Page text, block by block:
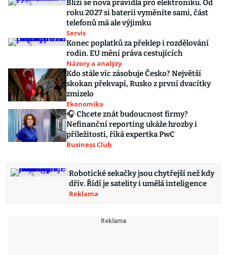
Blíží se nová pravidla pro elektroniku. Od
roku 2027 si baterii vyměníte sami, část
telefonů má ale výjimku
Servis
Konec poplatků za překlep i rozdělování
rodin. EU mění práva cestujících
Názory a analýzy
Kdo stále víc zásobuje Česko? Největší
skokan překvapí, Rusko z první dvacítky
zmizelo
Ekonomika
🎧 Chcete znát budoucnost firmy?
Nefinanční reporting ukáže hrozby i
příležitosti, říká expertka PwC
Business Club
Robotické sekačky jsou chytřejší než kdy
dřív. Řídí je satelity i umělá inteligence
Reklama